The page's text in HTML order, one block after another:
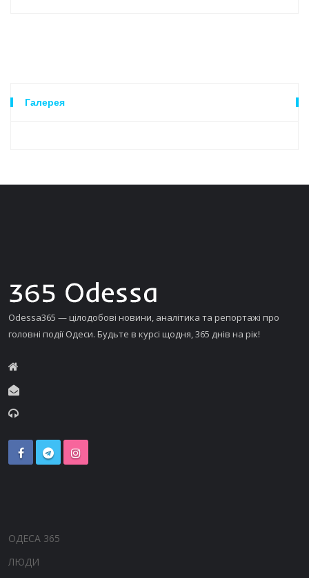
Галерея
Odessa365 — цілодобові новини, аналітика та репортажі про
головні події Одеси. Будьте в курсі щодня, 365 днів на рік!
ОДЕСА 365
ЛЮДИ